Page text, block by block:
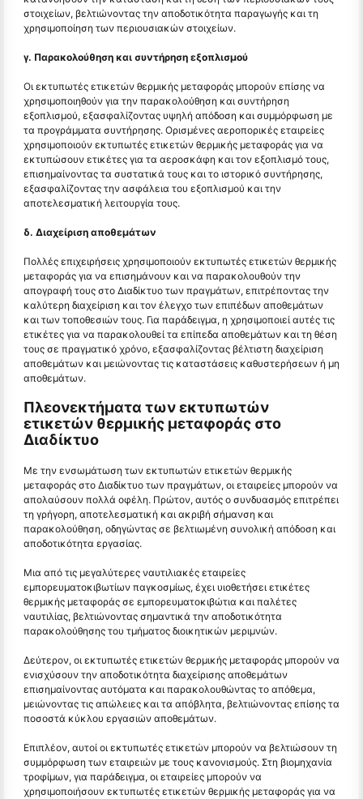
στοιχείων, βελτιώνοντας την αποδοτικότητα παραγωγής και τη
χρησιμοποίηση των περιουσιακών στοιχείων.
γ. Παρακολούθηση και συντήρηση εξοπλισμού
Οι εκτυπωτές ετικετών θερμικής μεταφοράς μπορούν επίσης να
χρησιμοποιηθούν για την παρακολούθηση και συντήρηση
εξοπλισμού, εξασφαλίζοντας υψηλή απόδοση και συμμόρφωση με
τα προγράμματα συντήρησης. Ορισμένες αεροπορικές εταιρείες
χρησιμοποιούν εκτυπωτές ετικετών θερμικής μεταφοράς για να
εκτυπώσουν ετικέτες για τα αεροσκάφη και τον εξοπλισμό τους,
επισημαίνοντας τα συστατικά τους και το ιστορικό συντήρησης,
εξασφαλίζοντας την ασφάλεια του εξοπλισμού και την
αποτελεσματική λειτουργία τους.
δ. Διαχείριση αποθεμάτων
Πολλές επιχειρήσεις χρησιμοποιούν εκτυπωτές ετικετών θερμικής
μεταφοράς για να επισημάνουν και να παρακολουθούν την
απογραφή τους στο Διαδίκτυο των πραγμάτων, επιτρέποντας την
καλύτερη διαχείριση και τον έλεγχο των επιπέδων αποθεμάτων
και των τοποθεσιών τους. Για παράδειγμα, η χρησιμοποιεί αυτές τις
ετικέτες για να παρακολουθεί τα επίπεδα αποθεμάτων και τη θέση
τους σε πραγματικό χρόνο, εξασφαλίζοντας βέλτιστη διαχείριση
αποθεμάτων και μειώνοντας τις καταστάσεις καθυστερήσεων ή μη
αποθεμάτων.
Πλεονεκτήματα των εκτυπωτών
ετικετών θερμικής μεταφοράς στο
Διαδίκτυο
Με την ενσωμάτωση των εκτυπωτών ετικετών θερμικής
μεταφοράς στο Διαδίκτυο των πραγμάτων, οι εταιρείες μπορούν να
απολαύσουν πολλά οφέλη. Πρώτον, αυτός ο συνδυασμός επιτρέπει
τη γρήγορη, αποτελεσματική και ακριβή σήμανση και
παρακολούθηση, οδηγώντας σε βελτιωμένη συνολική απόδοση και
αποδοτικότητα εργασίας.
Μια από τις μεγαλύτερες ναυτιλιακές εταιρείες
εμπορευματοκιβωτίων παγκοσμίως, έχει υιοθετήσει ετικέτες
θερμικής μεταφοράς σε εμπορευματοκιβώτια και παλέτες
ναυτιλίας, βελτιώνοντας σημαντικά την αποδοτικότητα
παρακολούθησης του τμήματος διοικητικών μεριμνών.
Δεύτερον, οι εκτυπωτές ετικετών θερμικής μεταφοράς μπορούν να
ενισχύσουν την αποδοτικότητα διαχείρισης αποθεμάτων
επισημαίνοντας αυτόματα και παρακολουθώντας το απόθεμα,
μειώνοντας τις απώλειες και τα απόβλητα, βελτιώνοντας επίσης τα
ποσοστά κύκλου εργασιών αποθεμάτων.
Επιπλέον, αυτοί οι εκτυπωτές ετικετών μπορούν να βελτιώσουν τη
συμμόρφωση των εταιρειών με τους κανονισμούς. Στη βιομηχανία
τροφίμων, για παράδειγμα, οι εταιρείες μπορούν να
χρησιμοποιήσουν εκτυπωτές ετικετών θερμικής μεταφοράς για να